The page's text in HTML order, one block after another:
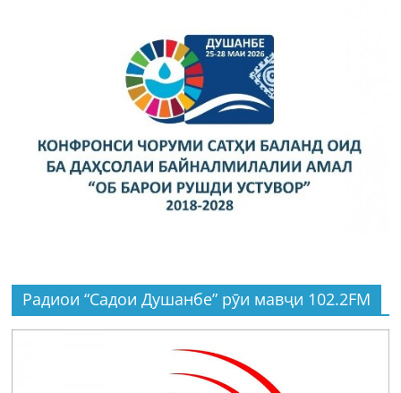
Радиои “Садои Душанбе” рӯи мавҷи 102.2FM